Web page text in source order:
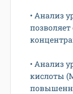
• Анализ
позволяет
• Анализ
кислоты